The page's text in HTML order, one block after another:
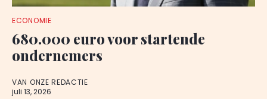
ECONOMIE
680.000 euro voor startende
ondernemers
VAN ONZE REDACTIE
juli 13, 2026